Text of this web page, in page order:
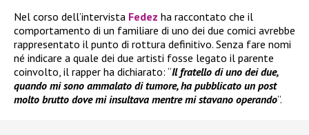
Nel corso dell’intervista Fedez ha raccontato che il
comportamento di un familiare di uno dei due comici avrebbe
rappresentato il punto di rottura definitivo. Senza fare nomi
né indicare a quale dei due artisti fosse legato il parente
coinvolto, il rapper ha dichiarato: “Il fratello di uno dei due,
quando mi sono ammalato di tumore, ha pubblicato un post
molto brutto dove mi insultava mentre mi stavano operando”.